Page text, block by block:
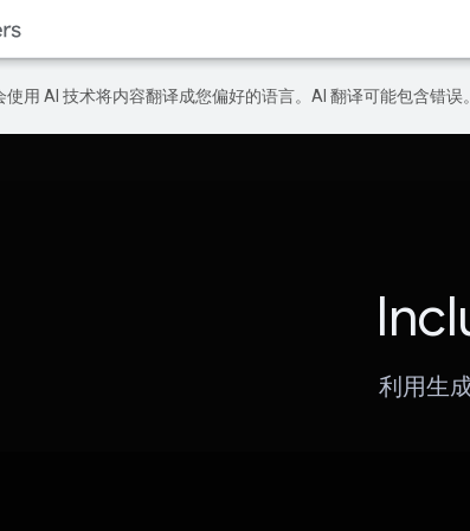
使用 AI 技术将内容翻译成您偏好的语言。AI 翻译可能包含错误。
利用生